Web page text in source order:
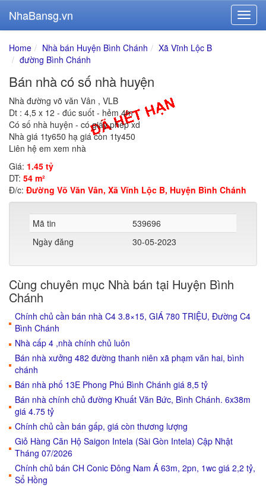
NhaBansg.vn
Home Nhà bán Huyện Bình Chánh
Xã Vĩnh Lộc B
đường Bình Chánh
Bán nhà có số nhà huyện
Nhà đường võ văn Vân , VLB
Dt : 4,5 x 12 - đúc suốt - hẻm 4m
Có số nhà huyện - có giấy phép xd
Nhà giá 1ty650 hạ giá còn 1ty450
Liên hệ em xem nhà
Giá: 1.45 tỷ
DT: 54 m²
Đ/c: Đường Võ Văn Vân, Xã Vĩnh Lộc B, Huyện Bình Chánh
Mã tin
539696
Ngày đăng
30-05-2023
Cùng chuyên mục Nhà bán tại Huyện Bình
Chánh
Chính chủ cần bán nhà C4 3.8×15, GIÁ 780 TRIỆU, Đường C4
Bình Chánh
Nhà cấp 4 ,nhà chính chủ luôn
Bán nhà xưởng 482 đường thanh niên xã phạm văn hai, bình
chánh
Bán nhà phố 13E Phong Phú Bình Chánh giá 8,5 tỷ
Bán nhà chính chủ đường Khuất Văn Bức, Bình Chánh. 6x38m
giá 4.75 tỷ
Chính chủ cần bán gấp, giá còn thương lượng
Giỏ Hàng Căn Hộ Saigon Intela (Sài Gòn Intela) Cập Nhật
Tháng 07/2026
Chính chủ bán CH Conic Đông Nam Á 63m, 2pn, 1wc giá 2,2 tỷ,
Sổ Hồng